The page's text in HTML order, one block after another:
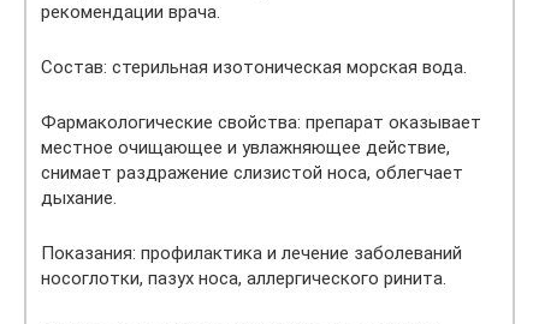
рекомендации врача.
Состав: стерильная изотоническая морская вода.
Фармакологические свойства: препарат оказывает
местное очищающее и увлажняющее действие,
снимает раздражение слизистой носа, облегчает
дыхание.
Показания: профилактика и лечение заболеваний
носоглотки, пазух носа, аллергического ринита.